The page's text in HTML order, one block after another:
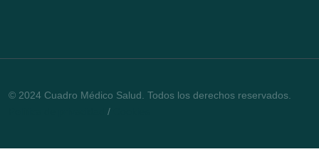
© 2024 Cuadro Médico Salud. Todos los derechos reservados.
/